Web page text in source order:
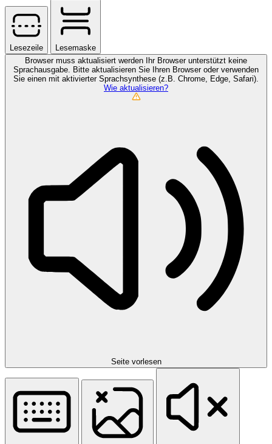
Lesezeile
Lesemaske
Browser muss aktualisiert werden
Ihr Browser unterstützt keine
Sprachausgabe. Bitte aktualisieren Sie Ihren Browser oder verwenden
Sie einen mit aktivierter Sprachsynthese (z.B. Chrome, Edge, Safari).
Wie aktualisieren?
Seite vorlesen